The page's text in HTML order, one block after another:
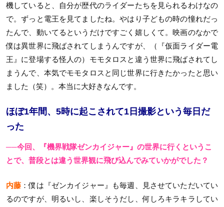
機していると、自分が歴代のライダーたちを見られるわけなの
で。ずっと電王を見てましたね。やはり子どもの時の憧れだっ
たんで、動いてるというだけですごく嬉しくて。映画のなかで
僕は異世界に飛ばされてしまうんですが、（『仮面ライダー電
王』に登場する怪人の）モモタロスと違う世界に飛ばされてし
まうんで、本気でモモタロスと同じ世界に行きたかったと思い
ました（笑）。本当に大好きなんです。
ほぼ1年間、5時に起こされて1日撮影という毎日だ
った
──今回、『機界戦隊ゼンカイジャー』の世界に行くというこ
とで、普段とは違う世界観に飛び込んでみていかがでした？
内藤 ：僕は『ゼンカイジャー』も毎週、見させていただいてい
るのですが、明るいし、楽しそうだし、何しろキラキラしてい